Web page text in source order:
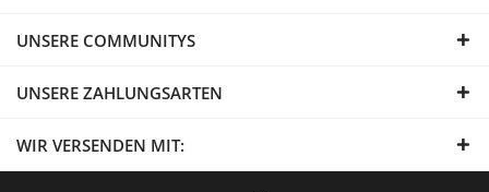
UNSERE COMMUNITYS
UNSERE ZAHLUNGSARTEN
WIR VERSENDEN MIT: